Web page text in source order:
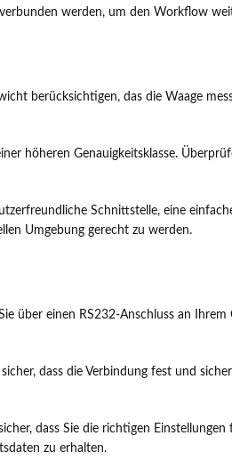
werden, um den Workflow
berücksichtigen, das die Waage
höheren Genauigkeitsklasse.
Schnittstelle, eine
Umgebung gerecht zu werden.
über einen RS232-Anschluss an
dass die Verbindung fest und
dass Sie die richtigen
zu erhalten.